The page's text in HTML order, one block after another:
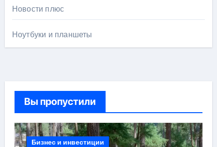
Новости плюс
Ноутбуки и планшеты
Вы пропустили
Бизнес и инвестиции